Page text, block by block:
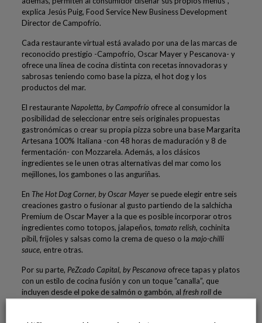
explica Jesús Puig, Food Service New Business Development
Director de Campofrío.
Cada restaurante virtual está avalado por una de las marcas de
reconocido prestigio -Campofrío, Oscar Mayer y Pescanova- y
ofrece una línea de cocina distinta con recetas innovadoras y
sabrosas teniendo como base la pizza, el hot dog y los
productos del mar.
El restauranteNapoletta, by Campofrío ofrece al consumidor la
posibilidad de seleccionar entre seis originales propuestas
gastronómicas o crear su propia pizza sobre una base Margarita
Artesana 100% Italiana -con 48 horas de maduración y 8 de
fermentación- con Mozzarela. Además, a los clásicos
ingredientes se le unen otras alternativas del mar como los
mejillones, los gambones o las anguriñas.
En The Hot Dog Corner, by Oscar Mayer se puede elegir entre seis
creaciones gastro o fusionar al gusto partiendo de la salchicha
Premium de Oscar Mayer a la que es posible incorporar otros
ingredientes como totopos, jalapeños, tomato relish, cochinita
pibil, frijoles y salsas como la crema de queso o la majo-chilli
sauce, entre otras.
Por su parte, PeZcado Capital, by Pescanova ofrece tapas y platos
con un estilo de cocina fusión y con un toque “canalla”, que
incluyen desde el poke de salmón o gambón, al fresh rollde